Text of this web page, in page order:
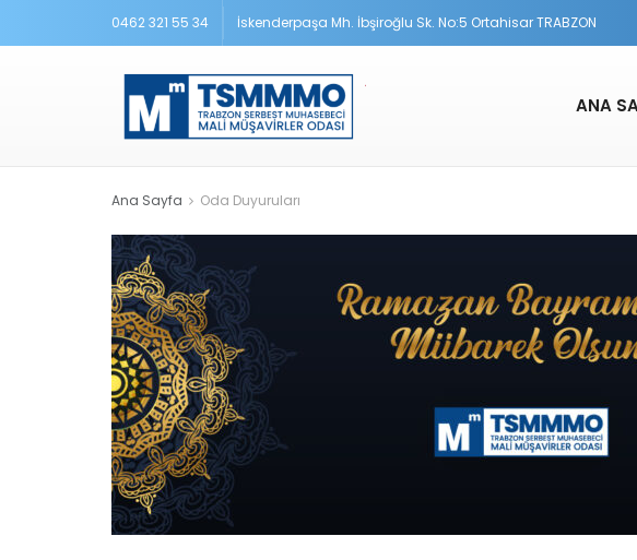
0462 321 55 34 İskenderpaşa Mh. İbşiroğlu Sk. No:5 Ortahisar TRABZON
ANA
Ana Sayfa Oda Duyuruları